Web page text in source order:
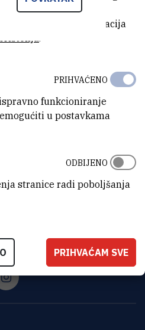
stranice radi
Za više informacija
.
funkcioniranje
u postavkama
PRIHVAĆENO
stranice radi poboljšanja
ODBIJENO
PRIHVAĆAM SVE